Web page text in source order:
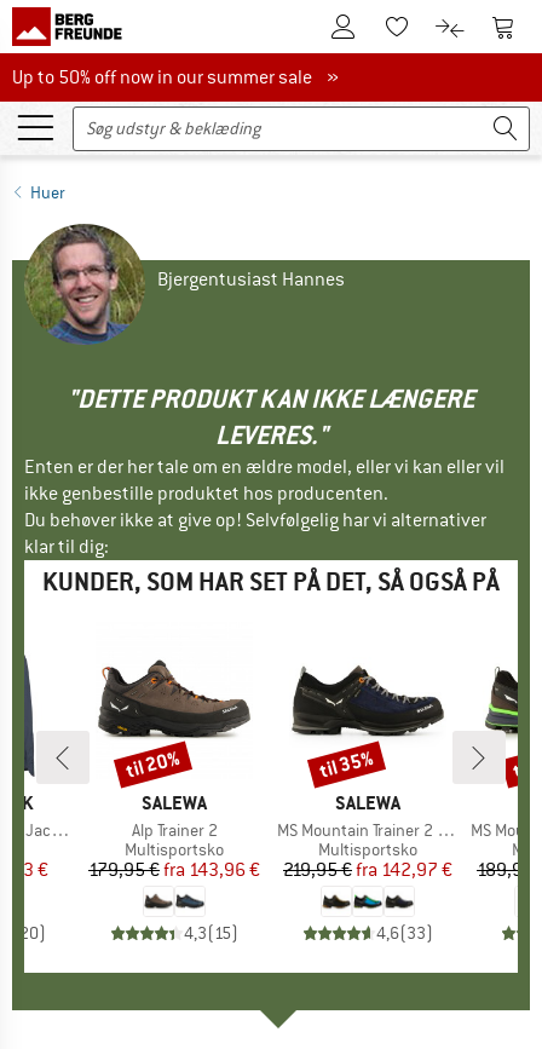
Til kundekontoenTil huskesedlen.
Til Til
Up to 50% off now in our summer sale
Up to 50% off now in our summer sale »
Huer
Bjergentusiast Hannes
"DETTE PRODUKT KAN IKKE LÆNGERE
LEVERES."
Enten er der her tale om en ældre model, eller vi kan eller vil
ikke genbestille produktet hos producenten.
Du behøver ikke at give op! Selvfølgelig har vi alternativer
klar til dig:
KUNDER, SOM HAR SET PÅ DET, SÅ OGSÅ PÅ
Jacket
pris
€
20)
MÆRKE
SALEWA
Artikel
Alp Trainer 2
Produktgruppe
Multisportsko
Pris
179,95 € Nedsat pris
fra 143,96 €
4,3(15)
Rabat
til 20%
MÆRKE
SALEWA
Artikel
MS Mountain Trainer 2 GTX
Produktgruppe
Multisportsko
Pris
219,95 € Nedsat pris
fra 142,97 €
4,6(33)
Rabat
til 35%
Artikel
MS
189,95
til